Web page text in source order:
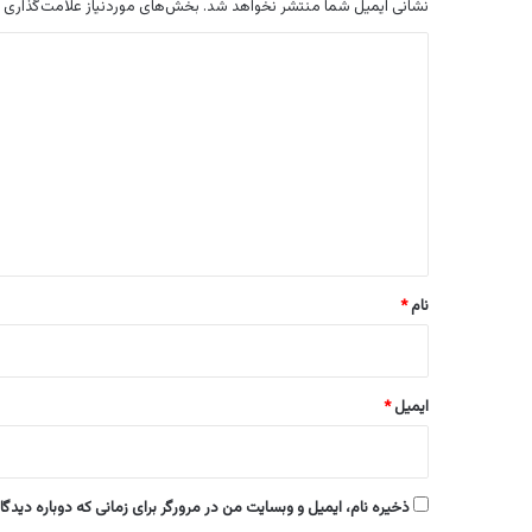
نشانی ایمیل شما منتشر نخواهد شد. بخش‌های موردنیاز
نام*
ایمیل*
ذخیره نام، ایمیل و وبسایت من در مرورگر برای زمانی که دوباره